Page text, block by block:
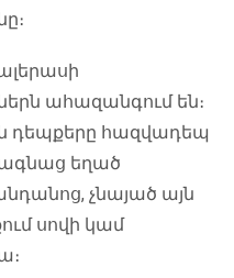
ահազանգում են։
դեպքերը հազվադեպ
եղած
չնայած այն
սովի կամ